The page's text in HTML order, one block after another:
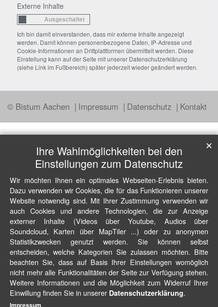
Externe Inhalte
Ich bin damit einverstanden, dass mir externe Inhalte angezeigt
werden. Damit können personenbezogene Daten, IP-Adresse und
Cookie-Informationen an Drittplattformen übermittelt werden. Diese
Einstellung kann auf der Seite mit unserer Datenschutzerklärung
(siehe Link im Fußbereich) später jederzeit wieder geändert werden.
© Bistum Aachen Impressum Datenschutz Kontakt
Ihre Wahlmöglichkeiten bei den
Einstellungen zum Datenschutz
Wir möchten Ihnen ein optimales Webseiten-Erlebnis bieten.
Dazu verwenden wir Cookies, die für das Funktionieren unserer
Website notwendig sind. Mit Ihrer Zustimmung verwenden wir
auch Cookies und andere Technologien, die zur Anzeige
externer Inhalte (Videos über Youtube, Audios über
Soundcloud, Karten über MapTiler ...) oder zu anonymen
Statistikzwecken genutzt werden. Sie können selbst
entscheiden, welche Kategorien Sie zulassen möchten. Bitte
beachten Sie, dass auf Basis Ihrer Einstellungen womöglich
nicht mehr alle Funktionalitäten der Seite zur Verfügung stehen.
Weitere Informationen und die Möglichkeit zum Widerruf Ihrer
Einwillung finden Sie in unserer Datenschutzerklärung.
✕
Impressum